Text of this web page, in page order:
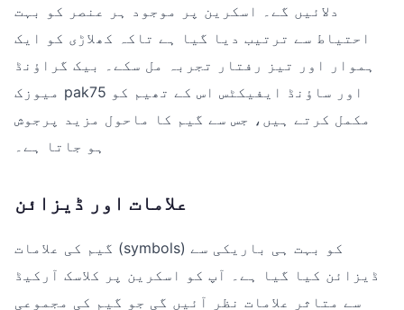
دلائیں گے۔ اسکرین پر موجود ہر عنصر کو بہت
احتیاط سے ترتیب دیا گیا ہے تاکہ کھلاڑی کو ایک
ہموار اور تیز رفتار تجربہ مل سکے۔ بیک گراؤنڈ
میوزک pak75 اور ساؤنڈ ایفیکٹس اس کے تھیم کو
مکمل کرتے ہیں، جس سے گیم کا ماحول مزید پرجوش
ہو جاتا ہے۔
علامات اور ڈیزائن
گیم کی علامات (symbols) کو بہت ہی باریکی سے
ڈیزائن کیا گیا ہے۔ آپ کو اسکرین پر کلاسک آرکیڈ
سے متاثر علامات نظر آئیں گی جو گیم کی مجموعی